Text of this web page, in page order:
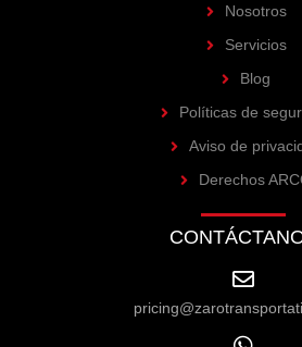
Nosotros
Servicios
Blog
Políticas de
Aviso de
Derechos